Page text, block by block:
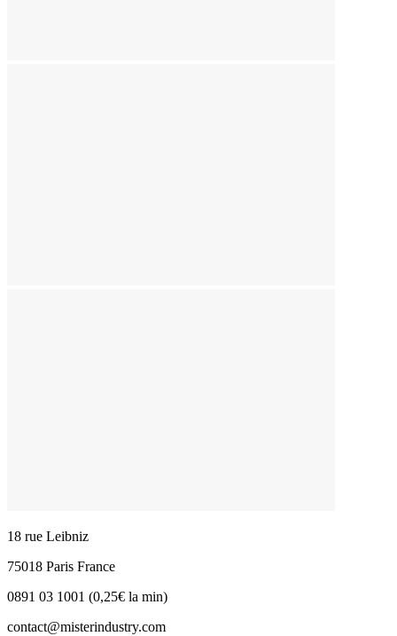
18 rue Leibniz
75018 Paris France
0891 03 1001 (0,25€ la min)
contact@misterindustry.com